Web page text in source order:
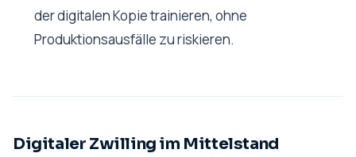
der digitalen Kopie trainieren, ohne
Produktionsausfälle zu riskieren.
Digitaler Zwilling im Mittelstand